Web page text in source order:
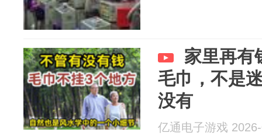
家里再有
毛巾，不是
没有
亿通电子游戏